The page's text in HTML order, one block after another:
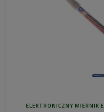
ELEKTRONICZNY MIERNIK